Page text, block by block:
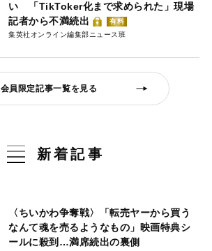
い 「TikToker化まで求められた」現場
記者から不満続出
有料
集英社オンライン編集部ニュース班
会員限定記事一覧を見る
新着記事
〈ちいかわ争奪戦〉「転売ヤーから買う
なんて魂を売るようなもの」映画特典シ
ールに殺到…満席続出の裏側